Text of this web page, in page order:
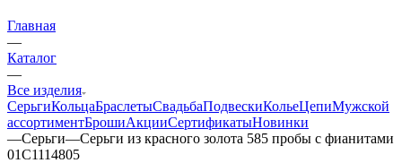
Главная
—
Каталог
—
Все изделия
СерьгиКольцаБраслетыСвадьбаПодвескиКольеЦепиМужской
ассортиментБрошиАкцииСертификатыНовинки
—Серьги—Серьги из красного золота 585 пробы с фианитами
01С1114805